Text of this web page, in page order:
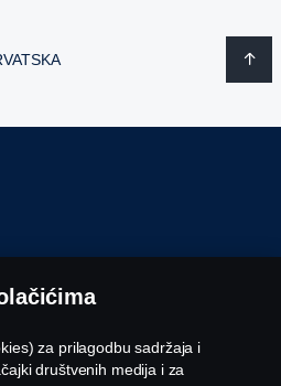
u tvrtci
za prilagodbu sadržaja i
društvenih medija i za